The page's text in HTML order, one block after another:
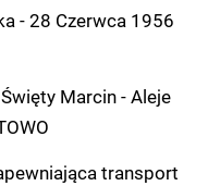
- 28 Czerwca 1956
Marcin - Aleje
transport